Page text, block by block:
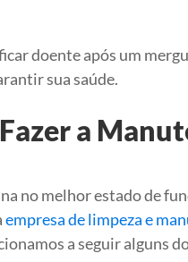
doente após um
sua saúde.
a
no melhor estado de
empresa de limpeza e
a seguir alguns